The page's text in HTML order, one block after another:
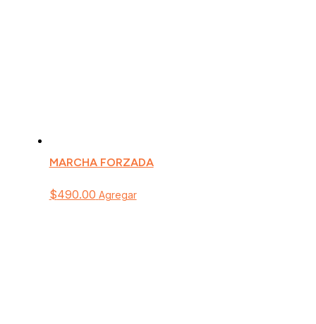
MARCHA FORZADA
$490.00 Agregar